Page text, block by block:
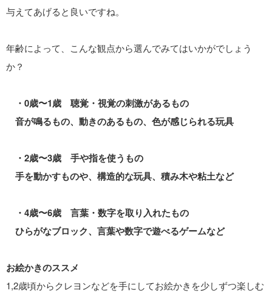
与えてあげると良いですね。
年齢によって、こんな観点から選んでみてはいかがでしょう
か？
・0歳〜1歳 聴覚・視覚の刺激があるもの
音が鳴るもの、動きのあるもの、色が感じられる玩具
・2歳〜3歳 手や指を使うもの
手を動かすものや、構造的な玩具、積み木や粘土など
・4歳〜6歳 言葉・数字を取り入れたもの
ひらがなブロック、言葉や数字で遊べるゲームなど
お絵かきのススメ
1,2歳頃からクレヨンなどを手にしてお絵かきを少しずつ楽しむ